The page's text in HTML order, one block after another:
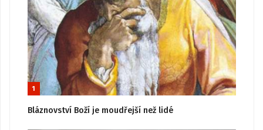
1
Bláznovství Boží je moudřejší než lidé